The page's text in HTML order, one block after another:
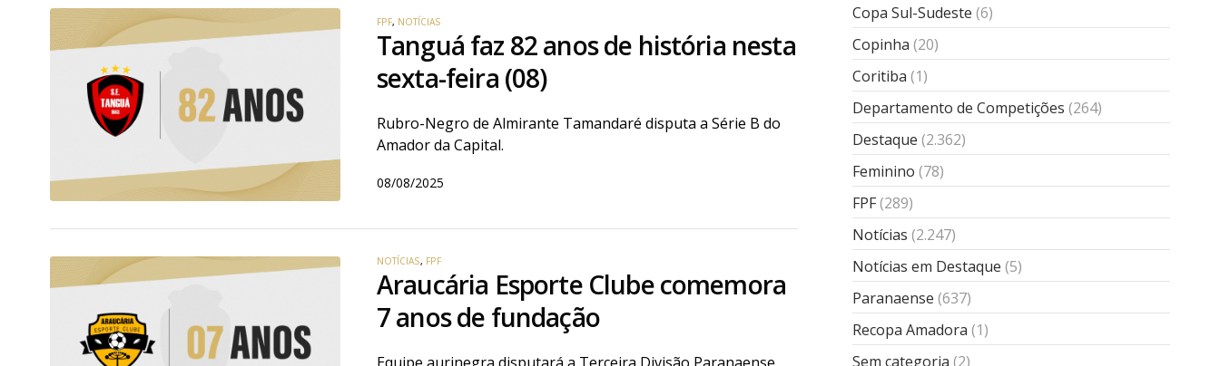
FPF, NOTÍCIAS
Tanguá faz 82 anos de história nesta
sexta-feira (08)
Rubro-Negro de Almirante Tamandaré disputa a Série B do
Amador da Capital.
08/08/2025
NOTÍCIAS, FPF
Araucária Esporte Clube comemora
7 anos de fundação
Copa Sul-Sudeste (6)
Copinha (20)
Coritiba (1)
Departamento de Competições (264)
Destaque (2.362)
Feminino (78)
FPF(289)
Notícias (2.247)
Notícias em Destaque (5)
Paranaense (637)
Recopa Amadora (1)
Sem categoria (2)